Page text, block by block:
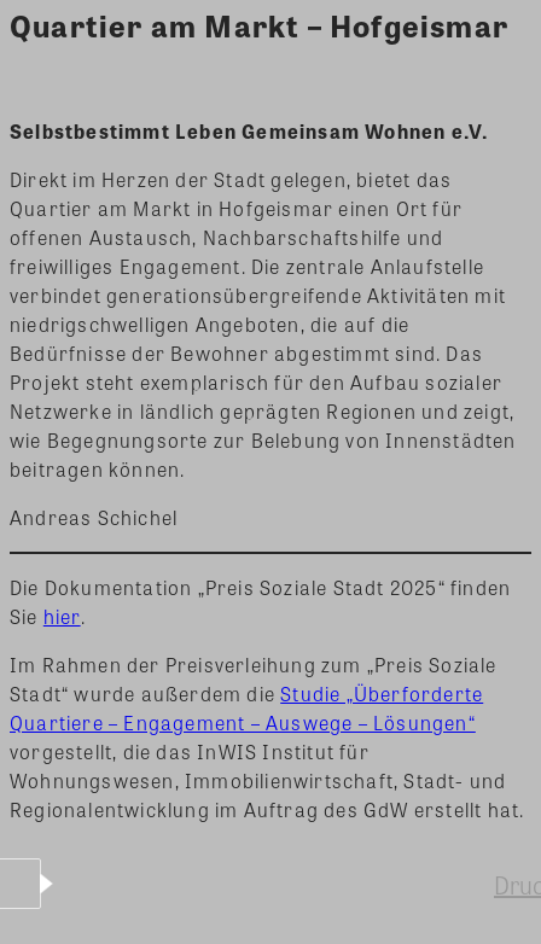
Quartier am Markt – Hofgeismar
Selbstbestimmt Leben Gemeinsam Wohnen e.V.
Direkt im Herzen der Stadt gelegen, bietet das
Quartier am Markt in Hofgeismar einen Ort für
offenen Austausch, Nachbarschaftshilfe und
freiwilliges Engagement. Die zentrale Anlaufstelle
verbindet generationsübergreifende Aktivitäten mit
niedrigschwelligen Angeboten, die auf die
Bedürfnisse der Bewohner abgestimmt sind. Das
Projekt steht exemplarisch für den Aufbau sozialer
Netzwerke in ländlich geprägten Regionen und zeigt,
wie Begegnungsorte zur Belebung von Innenstädten
beitragen können.
Andreas Schichel
Die Dokumentation „Preis Soziale Stadt 2025“ finden
Sie hier.
Im Rahmen der Preisverleihung zum „Preis Soziale
Stadt“ wurde außerdem dieStudie „Überforderte
Quartiere – Engagement – Auswege – Lösungen“
vorgestellt, die das InWIS Institut für
Wohnungswesen, Immobilienwirtschaft, Stadt- und
Regionalentwicklung im Auftrag des GdW erstellt hat.